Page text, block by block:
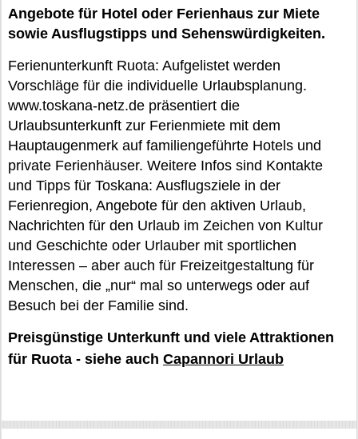
Angebote für Hotel oder Ferienhaus zur Miete
sowie Ausflugstipps und Sehenswürdigkeiten.
Ferienunterkunft Ruota: Aufgelistet werden
Vorschläge für die individuelle Urlaubsplanung.
www.toskana-netz.de präsentiert die
Urlaubsunterkunft zur Ferienmiete mit dem
Hauptaugenmerk auf familiengeführte Hotels und
private Ferienhäuser. Weitere Infos sind Kontakte
und Tipps für Toskana: Ausflugsziele in der
Ferienregion, Angebote für den aktiven Urlaub,
Nachrichten für den Urlaub im Zeichen von Kultur
und Geschichte oder Urlauber mit sportlichen
Interessen – aber auch für Freizeitgestaltung für
Menschen, die „nur“ mal so unterwegs oder auf
Besuch bei der Familie sind.
Preisgünstige Unterkunft und viele Attraktionen
für Ruota - siehe auch Capannori Urlaub